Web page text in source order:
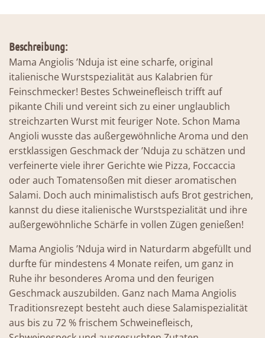
Beschreibung:
Mama Angiolis ’Nduja ist eine scharfe, original
italienische Wurstspezialität aus Kalabrien für
Feinschmecker! Bestes Schweinefleisch trifft auf
pikante Chili und vereint sich zu einer unglaublich
streichzarten Wurst mit feuriger Note. Schon Mama
Angioli wusste das außergewöhnliche Aroma und den
erstklassigen Geschmack der ’Nduja zu schätzen und
verfeinerte viele ihrer Gerichte wie Pizza, Foccaccia
oder auch Tomatensoßen mit dieser aromatischen
Salami. Doch auch minimalistisch aufs Brot gestrichen,
kannst du diese italienische Wurstspezialität und ihre
außergewöhnliche Schärfe in vollen Zügen genießen!
Mama Angiolis ’Nduja wird in Naturdarm abgefüllt und
durfte für mindestens 4 Monate reifen, um ganz in
Ruhe ihr besonderes Aroma und den feurigen
Geschmack auszubilden. Ganz nach Mama Angiolis
Traditionsrezept besteht auch diese Salamispezialität
aus bis zu 72 % frischem Schweinefleisch,